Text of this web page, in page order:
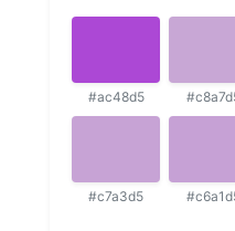
#ac48d5
#c7a3d5